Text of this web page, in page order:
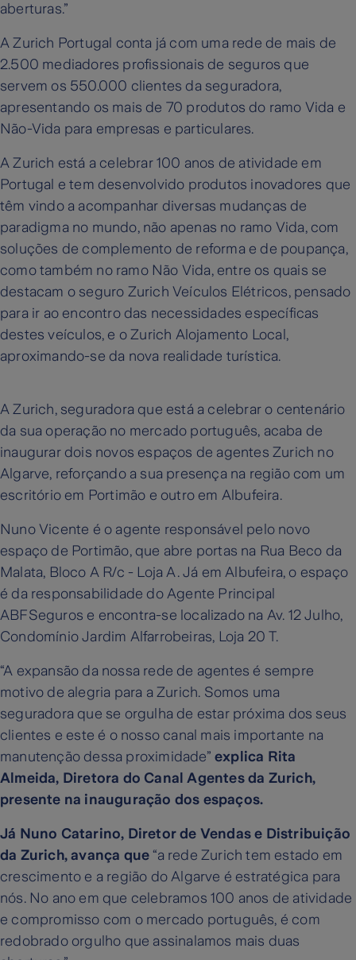
aberturas.”
A Zurich Portugal conta já com uma rede de mais de
2.500 mediadores profissionais de seguros que
servem os 550.000 clientes da seguradora,
apresentando os mais de 70 produtos do ramo Vida e
Não-Vida para empresas e particulares.
A Zurich está a celebrar 100 anos de atividade em
Portugal e tem desenvolvido produtos inovadores que
têm vindo a acompanhar diversas mudanças de
paradigma no mundo, não apenas no ramo Vida, com
soluções de complemento de reforma e de poupança,
como também no ramo Não Vida, entre os quais se
destacam o seguro Zurich Veículos Elétricos, pensado
para ir ao encontro das necessidades específicas
destes veículos, e o Zurich Alojamento Local,
aproximando-se da nova realidade turística.
A Zurich, seguradora que está a celebrar o centenário
da sua operação no mercado português, acaba de
inaugurar dois novos espaços de agentes Zurich no
Algarve, reforçando a sua presença na região com um
escritório em Portimão e outro em Albufeira.
Nuno Vicente é o agente responsável pelo novo
espaço de Portimão, que abre portas na Rua Beco da
Malata, Bloco A R/c - Loja A. Já em Albufeira, o espaço
é da responsabilidade do Agente Principal
ABFSeguros e encontra-se localizado na Av. 12 Julho,
Condomínio Jardim Alfarrobeiras, Loja 20 T.
“A expansão da nossa rede de agentes é sempre
motivo de alegria para a Zurich. Somos uma
seguradora que se orgulha de estar próxima dos seus
clientes e este é o nosso canal mais importante na
manutenção dessa proximidade” explica Rita
Almeida, Diretora do Canal Agentes da Zurich,
presente na inauguração dos espaços.
Já Nuno Catarino, Diretor de Vendas e Distribuição
da Zurich, avança que “a rede Zurich tem estado em
crescimento e a região do Algarve é estratégica para
nós. No ano em que celebramos 100 anos de atividade
e compromisso com o mercado português, é com
redobrado orgulho que assinalamos mais duas